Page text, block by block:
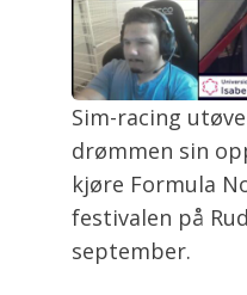
Sim-racing
drømmen sin
kjøre Formula
festivalen på
september.